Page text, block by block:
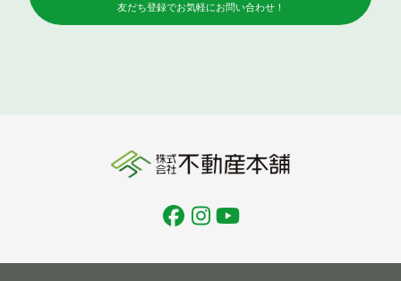
友だち登録でお気軽にお問い合わせ！